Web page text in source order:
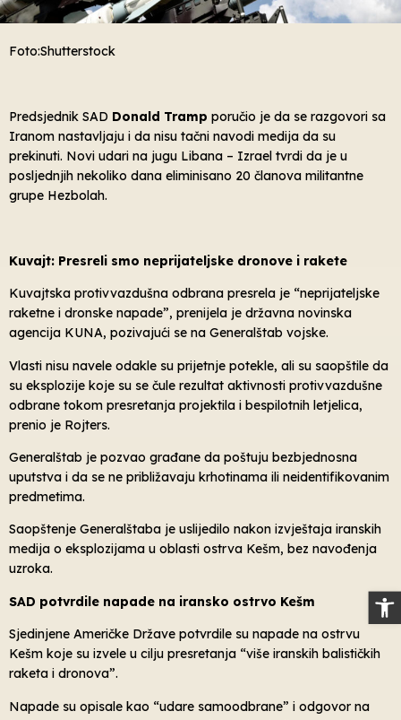
Foto:Shutterstock
Predsjednik SAD Donald Tramp poručio je da se razgovori sa
Iranom nastavljaju i da nisu tačni navodi medija da su
prekinuti. Novi udari na jugu Libana – Izrael tvrdi da je u
posljednjih nekoliko dana eliminisano 20 članova militantne
grupe Hezbolah.
Kuvajt: Presreli smo neprijateljske dronove i rakete
Kuvajtska protivvazdušna odbrana presrela je “neprijateljske
raketne i dronske napade”, prenijela je državna novinska
agencija KUNA, pozivajući se na Generalštab vojske.
Vlasti nisu navele odakle su prijetnje potekle, ali su saopštile da
su eksplozije koje su se čule rezultat aktivnosti protivvazdušne
odbrane tokom presretanja projektila i bespilotnih letjelica,
prenio je Rojters.
Generalštab je pozvao građane da poštuju bezbjednosna
uputstva i da se ne približavaju krhotinama ili neidentifikovanim
predmetima.
Saopštenje Generalštaba je uslijedilo nakon izvještaja iranskih
medija o eksplozijama u oblasti ostrva Kešm, bez navođenja
uzroka.
SAD potvrdile napade na iransko ostrvo Kešm
Sjedinjene Američke Države potvrdile su napade na ostrvu
Kešm koje su izvele u cilju presretanja “više iranskih balističkih
raketa i dronova”.
Napade su opisale kao “udare samoodbrane” i odgovor na